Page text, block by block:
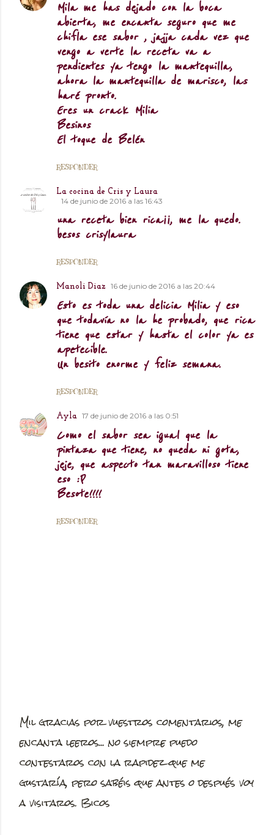
Mila me has dejado con la boca
abierta, me encanta seguro que me
chifla ese sabor , jajja cada vez que
vengo a verte la receta va a
pendientes ya tengo la mantequilla,
ahora la mantequilla de marisco, las
haré pronto.
Eres un crack Milia
Besinos
El toque de Belén
RESPONDER
La cocina de Cris y Laura
14 de junio de 2016 a las 16:43
una receta bien rica¡¡, me la quedo.
besos crisylaura
RESPONDER
Manoli Diaz 16 de junio de 2016 a las 20:44
Esto es toda una delicia Milia y eso
que todavía no la he probado, que rica
tiene que estar y hasta el color ya es
apetecible.
Un besito enorme y feliz semana.
RESPONDER
Ayla 17 de junio de 2016 a las 0:51
Como el sabor sea igual que la
pintaza que tiene, no queda ni gota,
jeje, que aspecto tan maravilloso tiene
eso :P
Besote!!!!
RESPONDER
P
u
l
Mil gracias por vuestros comentarios, me
encanta leeros... no siempre puedo
contestaros con la rapidez que me
gustaría, pero sabéis que antes o después voy
a visitaros. Bicos